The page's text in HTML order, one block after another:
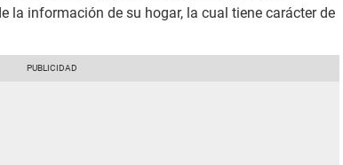
la información de su hogar, la cual tiene carácter de